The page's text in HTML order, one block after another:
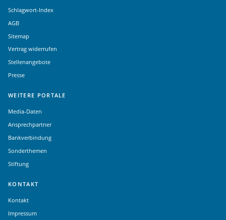
Schlagwort-Index
AGB
Sitemap
Vertrag widerrufen
Stellenangebote
Presse
WEITERE PORTALE
Media-Daten
Ansprechpartner
Bankverbindung
Sonderthemen
Stiftung
KONTAKT
Kontakt
Impressum